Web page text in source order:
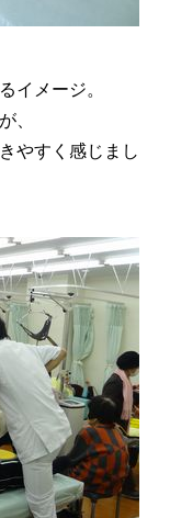
イメージ。
、
やすく感じまし